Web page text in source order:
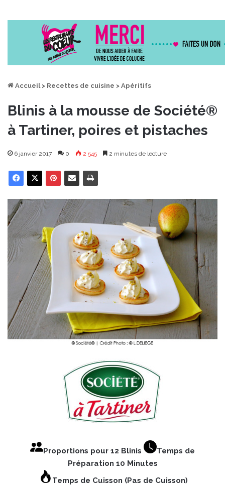
Accueil > Recettes de cuisine > Apéritifs
Blinis à la mousse de Société®
à Tartiner, poires et pistaches
6 janvier 2017 0 2 545 2 minutes de lecture
Proportions pour 12 Blinis
Temps de
Préparation 10 Minutes
Temps de Cuisson (Pas de Cuisson)